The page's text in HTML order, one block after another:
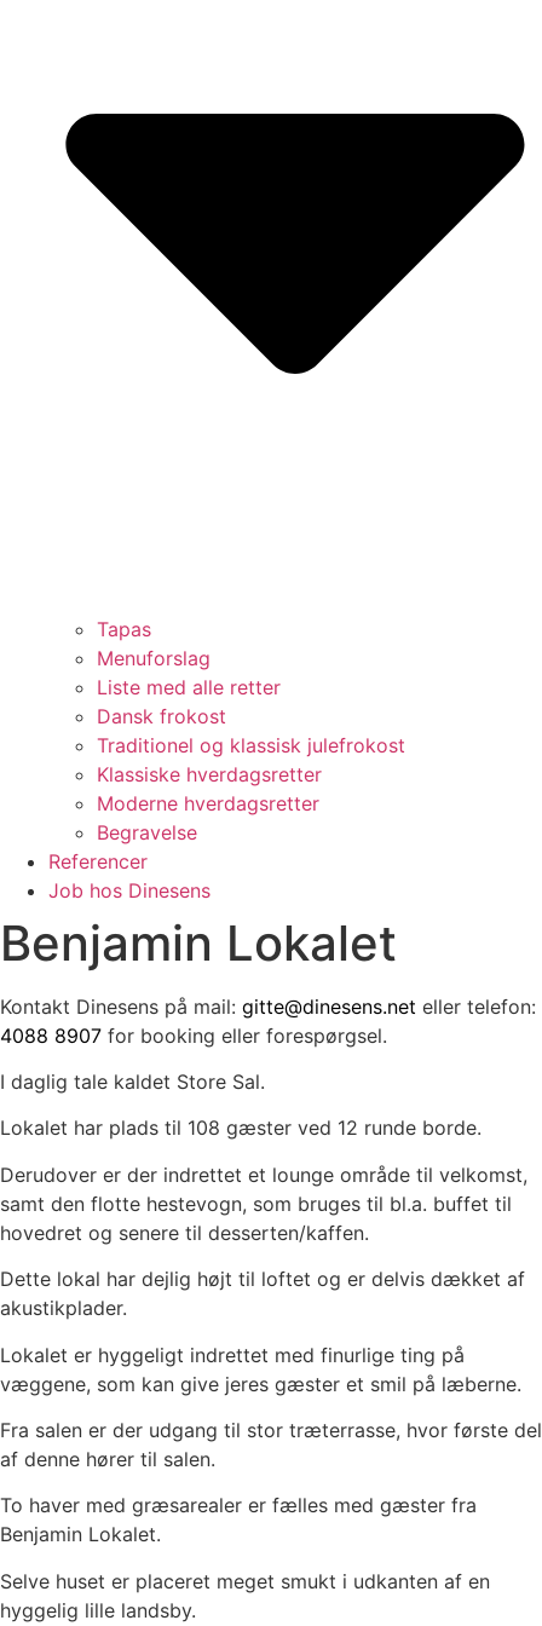
Tapas
Menuforslag
Liste med alle retter
Dansk frokost
Traditionel og klassisk julefrokost
Klassiske hverdagsretter
Moderne hverdagsretter
Begravelse
Referencer
Job hos Dinesens
Benjamin Lokalet
Kontakt Dinesens på mail: gitte@dinesens.net eller telefon:
4088 8907 for booking eller forespørgsel.
I daglig tale kaldet Store Sal.
Lokalet har plads til 108 gæster ved 12 runde borde.
Derudover er der indrettet et lounge område til velkomst,
samt den flotte hestevogn, som bruges til bl.a. buffet til
hovedret og senere til desserten/kaffen.
Dette lokal har dejlig højt til loftet og er delvis dækket af
akustikplader.
Lokalet er hyggeligt indrettet med finurlige ting på
væggene, som kan give jeres gæster et smil på læberne.
Fra salen er der udgang til stor træterrasse, hvor første del
af denne hører til salen.
To haver med græsarealer er fælles med gæster fra
Benjamin Lokalet.
Selve huset er placeret meget smukt i udkanten af en
hyggelig lille landsby.